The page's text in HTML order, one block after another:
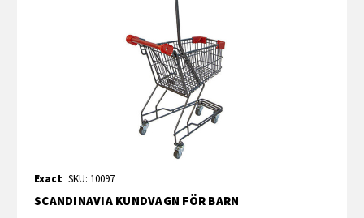
Exact SKU: 10097
SCANDINAVIA KUNDVAGN FÖR BARN